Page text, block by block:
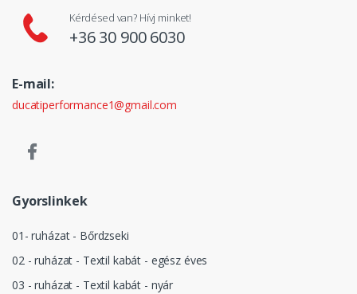
Kérdésed van? Hívj minket!
+36 30 900 6030
E-mail:
ducatiperformance1@gmail.com
Gyorslinkek
01- ruházat - Bőrdzseki
02 - ruházat - Textil kabát - egész éves
03 - ruházat - Textil kabát - nyár